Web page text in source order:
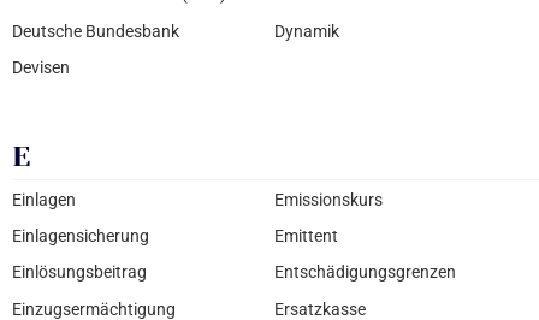
Deutsche Bundesbank
Devisen
Dynamik
E
Einlagen
Einlagensicherung
Einlösungsbeitrag
Einzugsermächtigung
Emissionskurs
Emittent
Entschädigungsgrenzen
Ersatzkasse